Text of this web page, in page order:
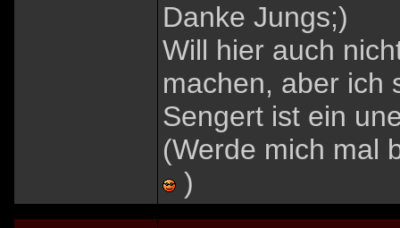
Danke Jungs;)
Will hier auch
machen, aber ich
Sengert ist ein
(Werde mich mal
)